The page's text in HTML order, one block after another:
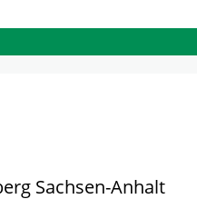
Sachsen-Anhalt